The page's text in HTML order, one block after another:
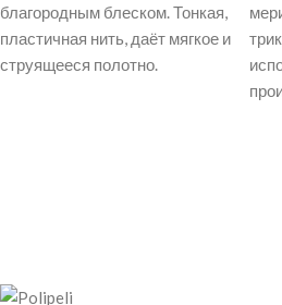
благородным блеском. Тонкая,
пластичная нить, даёт мягкое и
струящееся полотно.